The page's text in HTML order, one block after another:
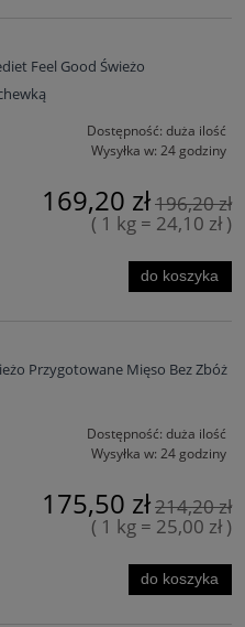
Feel Good Świeżo
Dostępność: duża ilość
Wysyłka w: 24 godziny
169,20 zł196,20 zł
( 1 kg = 24,10 zł )
do koszyka
Przygotowane Mięso Bez Zbóż
Dostępność: duża ilość
Wysyłka w: 24 godziny
175,50 zł214,20 zł
( 1 kg = 25,00 zł )
do koszyka